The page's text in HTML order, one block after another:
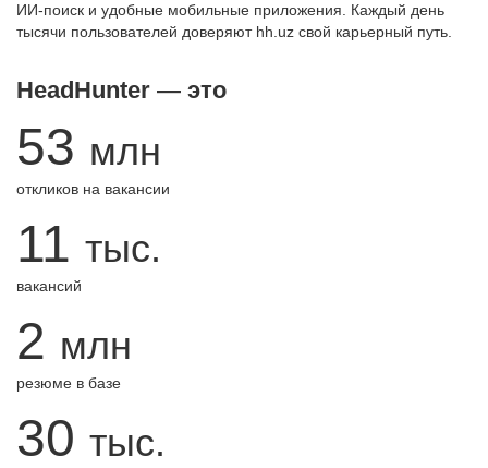
ИИ-поиск и удобные мобильные приложения. Каждый день
тысячи пользователей доверяют hh.uz свой карьерный путь.
HeadHunter — это
53 млн
откликов на вакансии
11 тыс.
вакансий
2 млн
резюме в базе
30 тыс.